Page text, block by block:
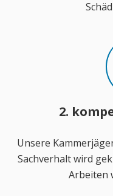
2.
Unsere
Sachverhalt wird
Arbeiten